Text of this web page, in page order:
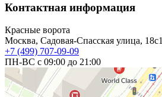
Контактная информация
Красные ворота
Москва, Садовая-Спасская улица, 18с1
+7 (499) 707-09-09
ПН-ВС с 09:00 до 21:00